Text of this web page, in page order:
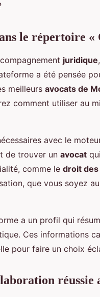
le répertoire «
juridique
a été pensée
meilleurs avocats de
comment utiliser au
avec le
de trouver un avocat
comme le droit
que vous soyez
a un profil qui
Ces informations
pour faire un choix
réussie